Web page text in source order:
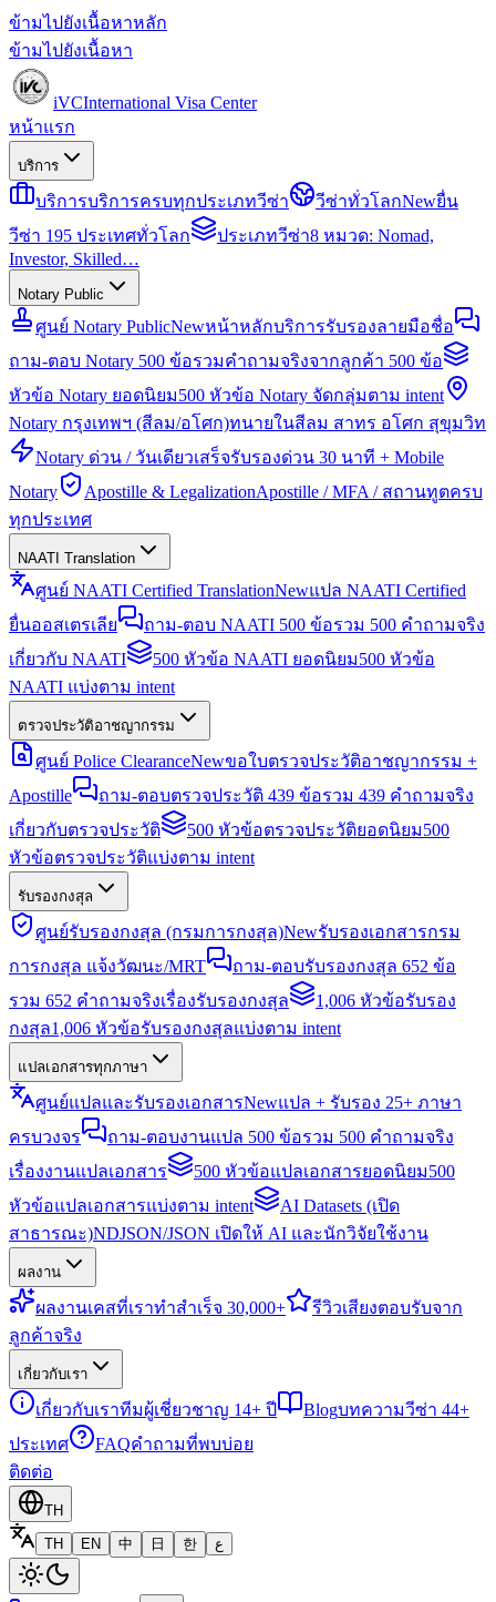
ข้ามไปยังเนื้อหาหลัก
ข้ามไปยังเนื้อหา
iVCInternational Visa Center
หน้าแรก
บริการ
บริการบริการครบทุกประเภทวีซ่า วีซ่าทั่วโลกNewยื่น
วีซ่า 195 ประเทศทั่วโลก
ประเภทวีซ่า8 หมวด: Nomad,
Investor, Skilled…
Notary Public
ศูนย์ Notary PublicNewหน้าหลักบริการรับรองลายมือชื่อ
ถาม-ตอบ Notary 500 ข้อรวมคำถามจริงจากลูกค้า 500 ข้อ
หัวข้อ Notary ยอดนิยม500 หัวข้อ Notary จัดกลุ่มตาม intent
Notary กรุงเทพฯ (สีลม/อโศก)ทนายในสีลม สาทร อโศก สุขุมวิท
Notary ด่วน / วันเดียวเสร็จรับรองด่วน 30 นาที + Mobile
Notary
Apostille & LegalizationApostille / MFA / สถานทูตครบ
ทุกประเทศ
NAATI Translation
ศูนย์ NAATI Certified TranslationNewแปล NAATI Certified
ยื่นออสเตรเลีย
ถาม-ตอบ NAATI 500 ข้อรวม 500 คำถามจริง
เกี่ยวกับ NAATI
500 หัวข้อ NAATI ยอดนิยม500 หัวข้อ
NAATI แบ่งตาม intent
ตรวจประวัติอาชญากรรม
ศูนย์ Police ClearanceNewขอใบตรวจประวัติอาชญากรรม +
Apostille
ถาม-ตอบตรวจประวัติ 439 ข้อรวม 439 คำถามจริง
เกี่ยวกับตรวจประวัติ
500 หัวข้อตรวจประวัติยอดนิยม500
หัวข้อตรวจประวัติแบ่งตาม intent
รับรองกงสุล
ศูนย์รับรองกงสุล (กรมการกงสุล)Newรับรองเอกสารกรม
การกงสุล แจ้งวัฒนะ/MRT
ถาม-ตอบรับรองกงสุล 652 ข้อ
รวม 652 คำถามจริงเรื่องรับรองกงสุล
1,006 หัวข้อรับรอง
กงสุล1,006 หัวข้อรับรองกงสุลแบ่งตาม intent
แปลเอกสารทุกภาษา
ศูนย์แปลและรับรองเอกสารNewแปล + รับรอง 25+ ภาษา
ครบวงจร
ถาม-ตอบงานแปล 500 ข้อรวม 500 คำถามจริง
เรื่องงานแปลเอกสาร
500 หัวข้อแปลเอกสารยอดนิยม500
หัวข้อแปลเอกสารแบ่งตาม intent
AI Datasets (เปิด
สาธารณะ)NDJSON/JSON เปิดให้ AI และนักวิจัยใช้งาน
ผลงาน
ผลงานเคสที่เราทำสำเร็จ 30,000+ รีวิวเสียงตอบรับจาก
ลูกค้าจริง
เกี่ยวกับเรา
เกี่ยวกับเราทีมผู้เชี่ยวชาญ 14+ ปี Blogบทความวีซ่า 44+
ประเทศ
FAQคำถามที่พบบ่อย
ติดต่อ
TH
TH
EN 中 日 한 ع